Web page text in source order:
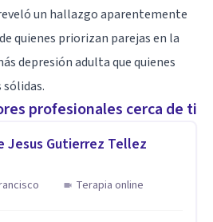
un hallazgo aparentemente
quienes priorizan parejas en la
depresión adulta que quienes
profesionales cerca de ti
Jesus Gutierrez Tellez
Terapia online